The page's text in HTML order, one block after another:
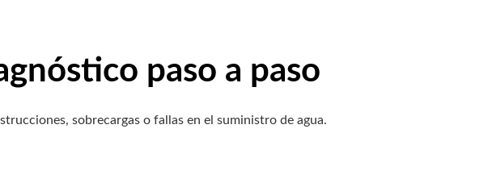
paso a paso
sobrecargas o fallas en el suministro de agua.